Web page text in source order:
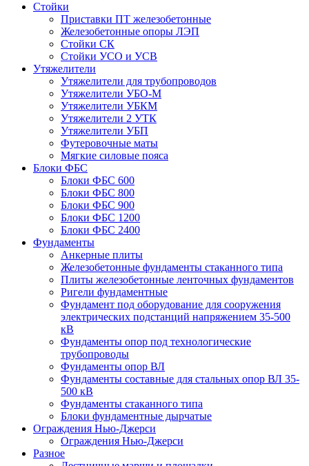
Стойки
Приставки ПТ железобетонные
Железобетонные опоры ЛЭП
Стойки СК
Стойки УСО и УСВ
Утяжелители
Утяжелители для трубопроводов
Утяжелители УБО-М
Утяжелители УБКМ
Утяжелители 2 УТК
Утяжелители УБП
Футеровочные маты
Мягкие силовые пояса
Блоки ФБС
Блоки ФБС 600
Блоки ФБС 800
Блоки ФБС 900
Блоки ФБС 1200
Блоки ФБС 2400
Фундаменты
Анкерные плиты
Железобетонные фундаменты стаканного типа
Плиты железобетонные ленточных фундаментов
Ригели фундаментные
Фундамент под оборудование для сооружения
электрических подстанций напряжением 35-500
кВ
Фундаменты опор под технологические
трубопроводы
Фундаменты опор ВЛ
Фундаменты составные для стальных опор ВЛ 35-
500 кВ
Фундаменты стаканного типа
Блоки фундаментные дырчатые
Ограждения Нью-Джерси
Ограждения Нью-Джерси
Разное